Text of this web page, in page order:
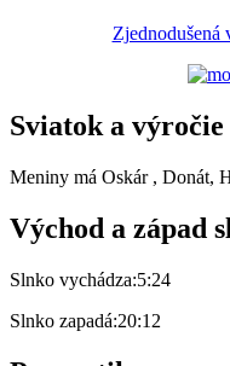
Zjednodušená
Sviatok a výročie
Meniny má Oskár , Donát,
Východ a západ
Slnko vychádza:5:24
Slnko zapadá:20:12